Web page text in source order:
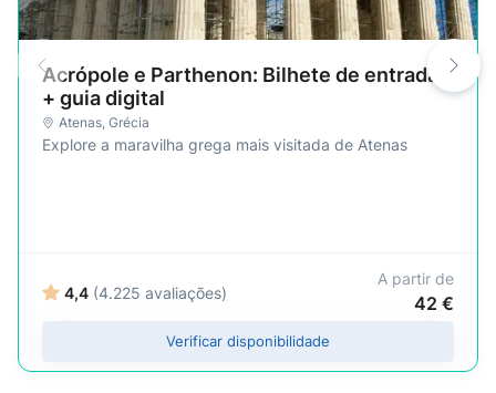
Acrópole e Parthenon: Bilhete de entrada
+ guia digital
Atenas, Grécia
Explore a maravilha grega mais visitada de Atenas
4,4 (4.225 avaliações)
A partir de
42 €
Verificar disponibilidade